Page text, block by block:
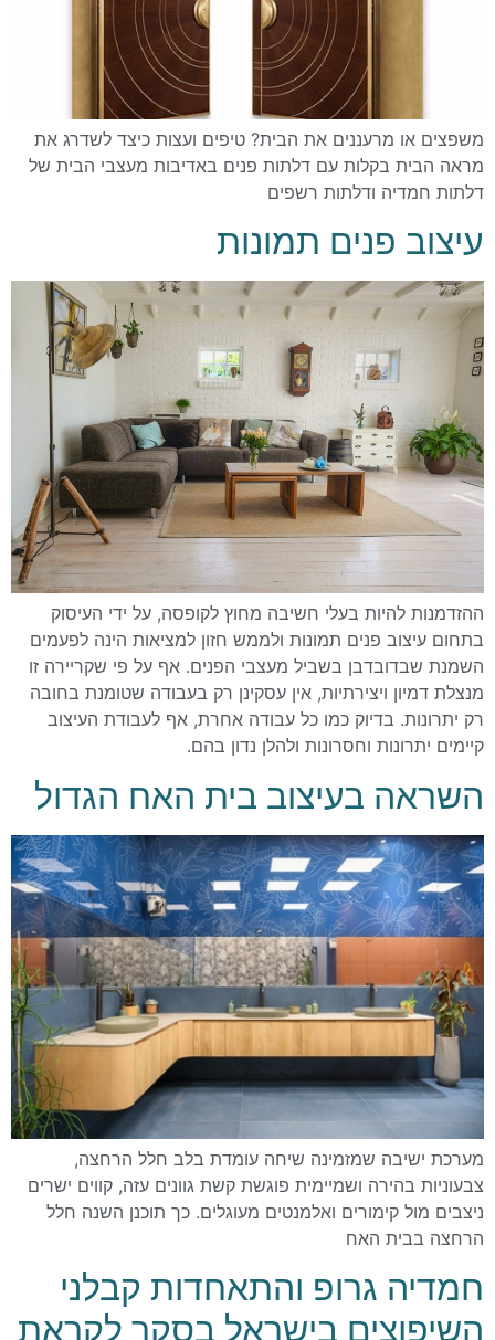
משפצים או מרעננים את הבית? טיפים ועצות כיצד לשדרג את
מראה הבית בקלות עם דלתות פנים באדיבות מעצבי הבית של
דלתות חמדיה ודלתות רשפים
עיצוב פנים תמונות
ההזדמנות להיות בעלי חשיבה מחוץ לקופסה, על ידי העיסוק
בתחום עיצוב פנים תמונות ולממש חזון למציאות הינה לפעמים
השמנת שבדובדבן בשביל מעצבי הפנים. אף על פי שקריירה זו
מנצלת דמיון ויצירתיות, אין עסקינן רק בעבודה שטומנת בחובה
רק יתרונות. בדיוק כמו כל עבודה אחרת, אף לעבודת העיצוב
קיימים יתרונות וחסרונות ולהלן נדון בהם.
השראה בעיצוב בית האח הגדול
מערכת ישיבה שמזמינה שיחה עומדת בלב חלל הרחצה,
צבעוניות בהירה ושמיימית פוגשת קשת גוונים עזה, קווים ישרים
ניצבים מול קימורים ואלמנטים מעוגלים. כך תוכנן השנה חלל
הרחצה בבית האח
חמדיה גרופ והתאחדות קבלני
השיפוצים בישראל בסקר לקראת